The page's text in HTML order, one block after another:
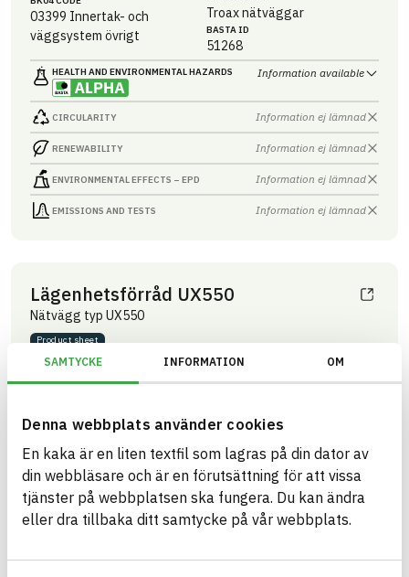
SAMTYCKE INFORMATION OM
Denna webbplats använder cookies
En kaka är en liten textfil som lagras på din dator av
din webbläsare och är en förutsättning för att vissa
tjänster på webbplatsen ska fungera. Du kan ändra
eller dra tillbaka ditt samtycke på vår webbplats.
03399 Innertak- och
väggsystem övrigt
Troax nätväggar
BASTA ID
51268
HEALTH AND ENVIRONMENTAL HAZARDS Information available
CIRCULARITY Information ej lämnad
RENEWABILITY Information ej lämnad
ENVIRONMENTAL EFFECTS – EPD Information ej lämnad
EMISSIONS AND TESTS Information ej lämnad
Lägenhetsförråd UX550
Nätvägg typ UX550
Product sheet
36000020
BK04 CODE
väggsystem övrigt
Troax Nordic AB
BRAND NAME
51271
HEALTH AND ENVIRONMENTAL HAZARDS Information available
CIRCULARITY Information ej lämnad
Information ej lämnad